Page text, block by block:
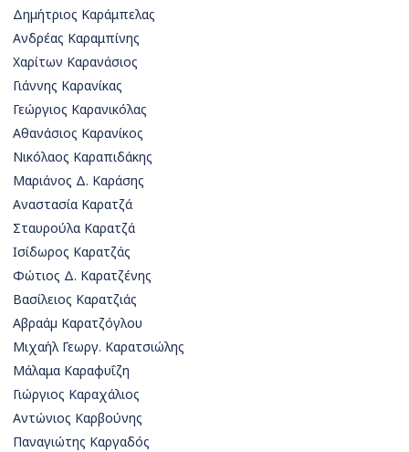
Δημήτριος Καράμπελας
Ανδρέας Καραμπίνης
Χαρίτων Καρανάσιος
Γιάννης Καρανίκας
Γεώργιος Καρανικόλας
Αθανάσιος Καρανίκος
Νικόλαος Καραπιδάκης
Μαριάνος Δ. Καράσης
Αναστασία Καρατζά
Σταυρούλα Καρατζά
Ισίδωρος Καρατζάς
Φώτιος Δ. Καρατζένης
Βασίλειος Καρατζιάς
Αβραάµ Καρατζόγλου
Μιχαήλ Γεωργ. Καρατσιώλης
Μάλαμα Καραφυΐζη
Γιώργιος Καραχάλιος
Αντώνιος Καρβούνης
Παναγιώτης Καργαδός